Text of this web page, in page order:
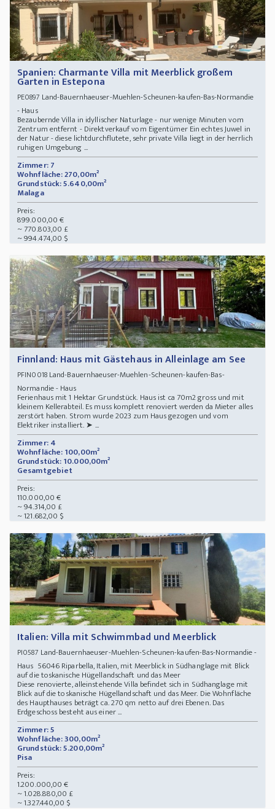
Spanien: Charmante Villa mit Meerblick großem
Garten in Estepona
PE0897 Land-Bauernhaeuser-Muehlen-Scheunen-kaufen-Bas-Normandie
- Haus
Bezaubernde Villa in idyllischer Naturlage - nur wenige Minuten vom
Zentrum entfernt - Direktverkauf vom Eigentümer Ein echtes Juwel in
der Natur - diese lichtdurchflutete, sehr private Villa liegt in der herrlich
ruhigen Umgebung ...
Zimmer: 7
Wohnfläche: 270,00m²
Grundstück: 5.640,00m²
Malaga
Preis:
899.000,00 €
~ 770.803,00 £
~ 994.474,00 $
Finnland: Haus mit Gästehaus in Alleinlage am See
PFIN0018Land-Bauernhaeuser-Muehlen-Scheunen-kaufen-Bas-
Normandie - Haus
Ferienhaus mit 1 Hektar Grundstück. Haus ist ca 70m2 gross und mit
kleinem Kellerabteil. Es muss komplett renoviert werden da Mieter alles
zerstört haben. Strom wurde 2023 zum Haus gezogen und vom
Elektriker installiert. ➤ ...
Zimmer: 4
Wohnfläche: 100,00m²
Grundstück: 10.000,00m²
Gesamtgebiet
Preis:
110.000,00 €
~ 94.314,00 £
~ 121.682,00 $
Italien: Villa mit Schwimmbad und Meerblick
PI0587 Land-Bauernhaeuser-Muehlen-Scheunen-kaufen-Bas-Normandie -
Haus 56046 Riparbella, Italien, mit Meerblick in Südhanglage mit Blick
auf die toskanische Hügellandschaft und das Meer
Diese renovierte, alleinstehende Villa befindet sich in Südhanglage mit
Blick auf die toskanische Hügellandschaft und das Meer. Die Wohnfläche
des Haupthauses beträgt ca. 270 qm netto auf drei Ebenen. Das
Erdgeschoss besteht aus einer ...
Zimmer: 5
Wohnfläche: 300,00m²
Grundstück: 5.200,00m²
Pisa
Preis:
1.200.000,00 €
~ 1.028.880,00 £
~ 1.327.440,00 $